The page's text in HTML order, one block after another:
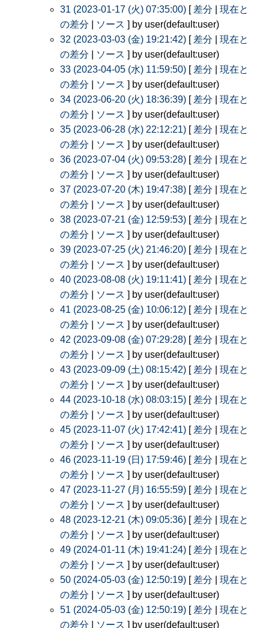
31 (2023-01-17 (火) 07:35:00) [ 差分
現在と
の差分
ソース ] by user(default:user)
32 (2023-03-03 (金) 19:21:42) [ 差分
現在と
の差分
ソース ] by user(default:user)
33 (2023-04-05 (水) 11:59:50) [ 差分
現在と
の差分
ソース ] by user(default:user)
34 (2023-06-20 (火) 18:36:39) [ 差分
現在と
の差分
ソース ] by user(default:user)
35 (2023-06-28 (水) 22:12:21) [ 差分
現在と
の差分
ソース ] by user(default:user)
36 (2023-07-04 (火) 09:53:28) [ 差分
現在と
の差分
ソース ] by user(default:user)
37 (2023-07-20 (木) 19:47:38) [ 差分
現在と
の差分
ソース ] by user(default:user)
38 (2023-07-21 (金) 12:59:53) [ 差分
現在と
の差分
ソース ] by user(default:user)
39 (2023-07-25 (火) 21:46:20) [ 差分
現在と
の差分
ソース ] by user(default:user)
40 (2023-08-08 (火) 19:11:41) [ 差分
現在と
の差分
ソース ] by user(default:user)
41 (2023-08-25 (金) 10:06:12) [ 差分
現在と
の差分
ソース ] by user(default:user)
42 (2023-09-08 (金) 07:29:28) [ 差分
現在と
の差分
ソース ] by user(default:user)
43 (2023-09-09 (土) 08:15:42) [ 差分
現在と
の差分
ソース ] by user(default:user)
44 (2023-10-18 (水) 08:03:15) [ 差分
現在と
の差分
ソース ] by user(default:user)
45 (2023-11-07 (火) 17:42:41) [ 差分
現在と
の差分
ソース ] by user(default:user)
46 (2023-11-19 (日) 17:59:46) [ 差分
現在と
の差分
ソース ] by user(default:user)
47 (2023-11-27 (月) 16:55:59) [ 差分
現在と
の差分
ソース ] by user(default:user)
48 (2023-12-21 (木) 09:05:36) [ 差分
現在と
の差分
ソース ] by user(default:user)
49 (2024-01-11 (木) 19:41:24) [ 差分
現在と
の差分
ソース ] by user(default:user)
50 (2024-05-03 (金) 12:50:19) [ 差分
現在と
の差分
ソース ] by user(default:user)
51 (2024-05-03 (金) 12:50:19) [ 差分
現在と
の差分
ソース ] by user(default:user)